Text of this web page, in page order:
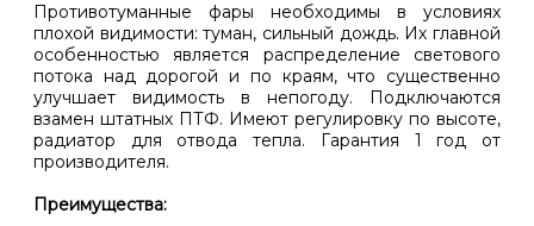
Противотуманные фары необходимы в условиях
плохой видимости: туман, сильный дождь. Их главной
особенностью является распределение светового
потока над дорогой и по краям, что существенно
улучшает видимость в непогоду. Подключаются
взамен штатных ПТФ. Имеют регулировку по высоте,
радиатор для отвода тепла. Гарантия 1 год от
производителя.
Преимущества: